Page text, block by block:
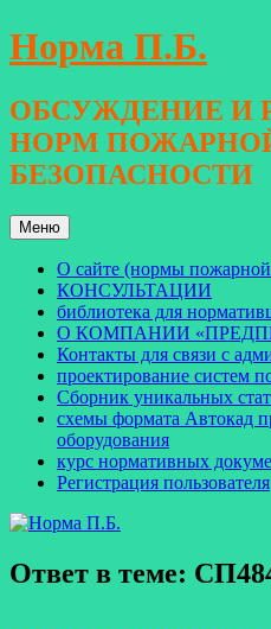
Перейти
к
Норма П.Б.
ОБСУЖДЕНИЕ И
НОРМ
БЕЗОПАСНОСТИ
Меню
О сайте (нормы пожарной
КОНСУЛЬТАЦИИ
библиотека для
О КОМПАНИИ
Контакты для связи с
проектирование систем
Сборник уникальных
схемы формата Автокад
оборудования
курс нормативных
Регистрация пользователя
Ответ в теме: